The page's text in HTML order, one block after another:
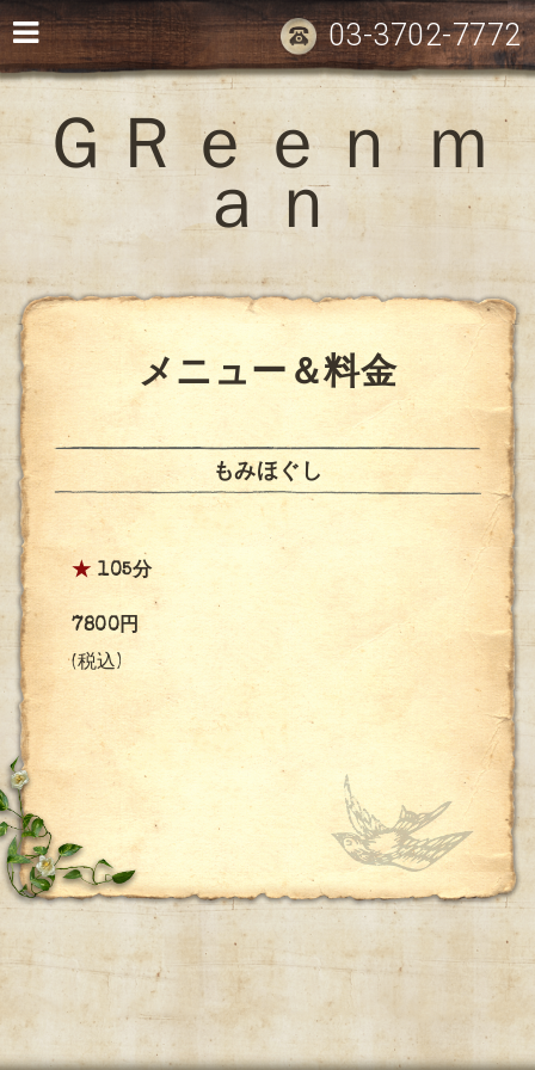
03-3702-7772
ＧＲｅｅｎ ｍ
ａｎ
メニュー＆料金
もみほぐし
★ 105分
7800円
(税込)